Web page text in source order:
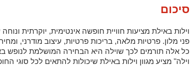
סיכום
וילות באילת מציעות חוויית חופשה אינטימית, יוקרתית
פני מלון. פרטיות מלאה, בריכות פרטיות, עיצוב מודרני,
כל אלה תורמים לכך שוילה היא הבחירה המושלמת לנופש
וילה" מציע מגוון וילות באילת שיכולות להתאים לכל סוגי